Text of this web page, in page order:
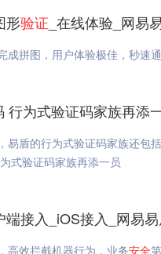
形验证 _在线体验_网易
成拼图，用户体验极佳，秒速
行为式验证码家族再添
盾的行为式验证码家族还包括
式验证码家族再添一员
接入_iOS接入_网易
高效拦截机器行为，业务安全